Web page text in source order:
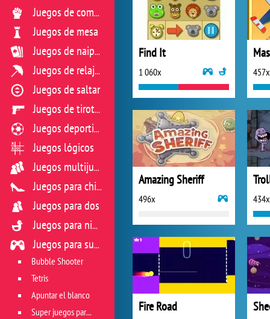
Find It
1 060x 457x
Amazing Sheriff
496x 434x
Fire Road
Juegos de combate
Juegos de mesa
Juegos de naipes
Juegos de relajación
Juegos de saltar
Juegos de tiroteo
Juegos deportivos
Juegos lógicos
Juegos multijugador
Juegos para chicas
Juegos para dos
Juegos para niños
Juegos para sus reflejos
Bubble Shooter
Tetris
Apuntar el blanco
Super juegos para reflejos